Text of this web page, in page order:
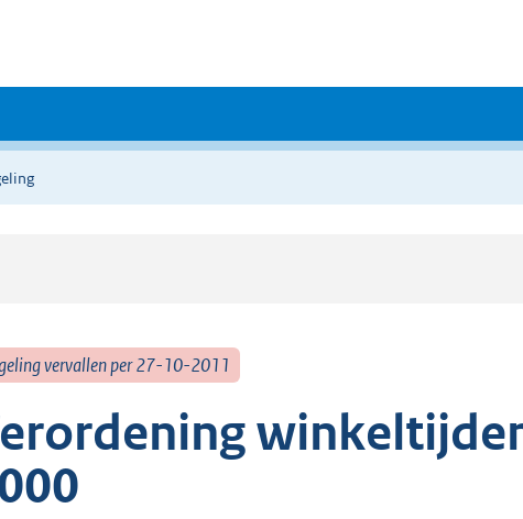
vervallen per 27-10-2011